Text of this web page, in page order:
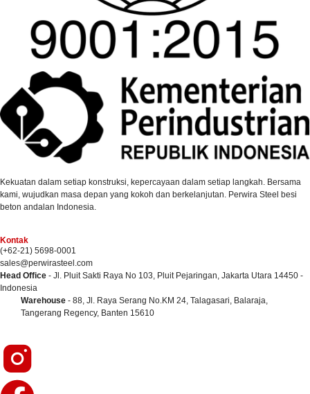
Kekuatan dalam setiap konstruksi, kepercayaan dalam setiap langkah. Bersama
kami, wujudkan masa depan yang kokoh dan berkelanjutan. Perwira Steel besi
beton andalan Indonesia.
Kontak
(+62-21) 5698-0001
sales@perwirasteel.com
Head Office - Jl. Pluit Sakti Raya No 103, Pluit Pejaringan, Jakarta Utara 14450 -
Indonesia
Warehouse - 88, Jl. Raya Serang No.KM 24, Talagasari, Balaraja,
Tangerang Regency, Banten 15610